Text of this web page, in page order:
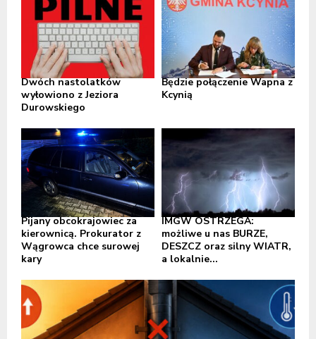
Dwóch nastolatków
wyłowiono z Jeziora
Durowskiego
Będzie połączenie Wapna z
Kcynią
Pijany obcokrajowiec za
kierownicą. Prokurator z
Wągrowca chce surowej
kary
IMGW OSTRZEGA:
możliwe u nas BURZE,
DESZCZ oraz silny WIATR,
a lokalnie...